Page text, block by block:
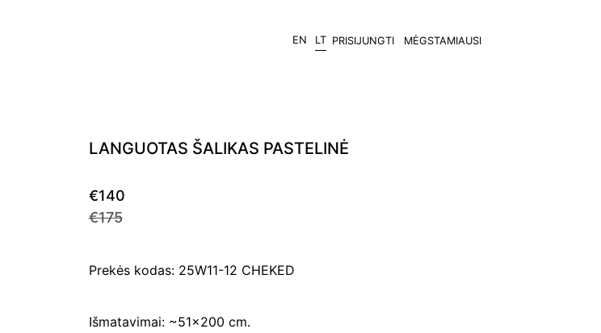
EN LT PRISIJUNGTI MĖGSTAMIAUSI
LANGUOTAS ŠALIKAS PASTELINĖ
€140
€175
Prekės kodas: 25W11-12 CHEKED
Išmatavimai: ~51×200 cm.